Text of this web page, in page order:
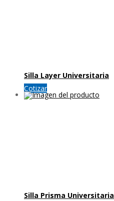
Silla Layer Universitaria
Cotizar
Silla Prisma Universitaria